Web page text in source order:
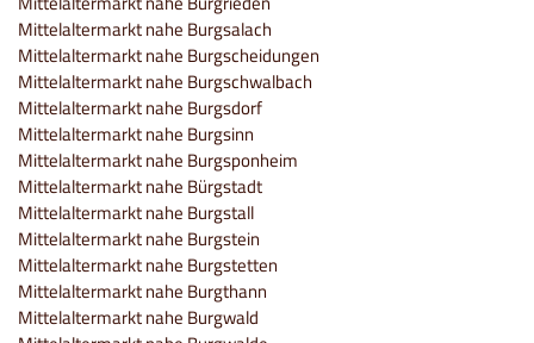
Mittelaltermarkt nahe Burgsalach
Mittelaltermarkt nahe Burgscheidungen
Mittelaltermarkt nahe Burgschwalbach
Mittelaltermarkt nahe Burgsdorf
Mittelaltermarkt nahe Burgsinn
Mittelaltermarkt nahe Burgsponheim
Mittelaltermarkt nahe Bürgstadt
Mittelaltermarkt nahe Burgstall
Mittelaltermarkt nahe Burgstein
Mittelaltermarkt nahe Burgstetten
Mittelaltermarkt nahe Burgthann
Mittelaltermarkt nahe Burgwald